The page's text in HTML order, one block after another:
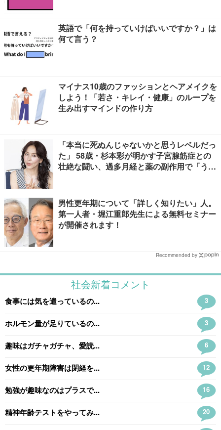
英語で「何を持っていけばいいですか？」は
何て言う？
マイナス10歳のファッションとヘアメイクを
しよう！「若さ・キレイ・健康」のループを
生み出すマインドの作り方
「本当に死ぬんじゃないかと思うレベルだっ
た」 58歳・杉本彩が明かす子宮腺筋症との
壮絶な闘い、過多月経と薬の副作用で「うつ
男性更年期について「詳しく知りたい」人。
第一人者・堀江重郎先生による無料セミナー
が開催されます！
Recommended by